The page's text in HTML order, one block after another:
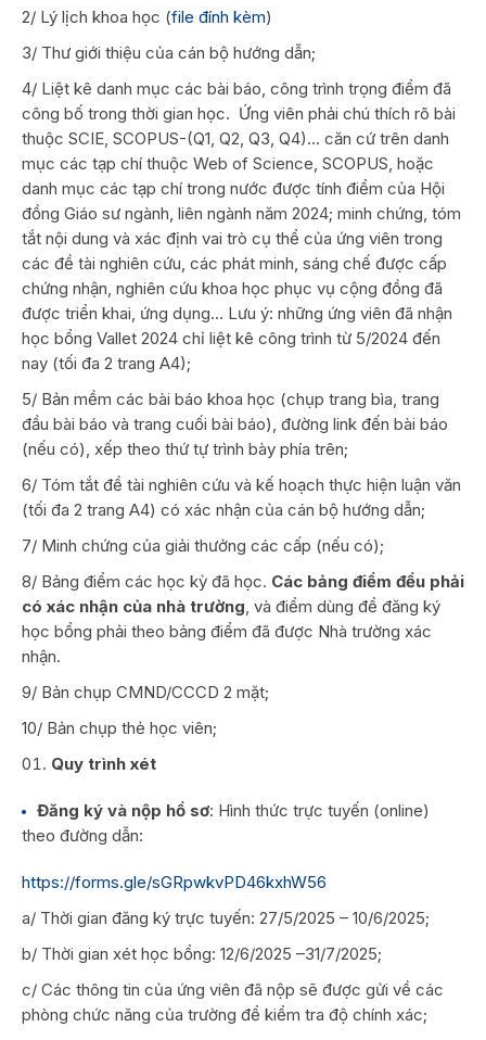
2/ Lý lịch khoa học (file đính kèm)
3/ Thư giới thiệu của cán bộ hướng dẫn;
4/ Liệt kê danh mục các bài báo, công trình trọng điểm đã
công bố trong thời gian học. Ứng viên phải chú thích rõ bài
thuộc SCIE, SCOPUS-(Q1, Q2, Q3, Q4)… căn cứ trên danh
mục các tạp chí thuộc Web of Science, SCOPUS, hoặc
danh mục các tạp chí trong nước được tính điểm của Hội
đồng Giáo sư ngành, liên ngành năm 2024; minh chứng, tóm
tắt nội dung và xác định vai trò cụ thể của ứng viên trong
các đề tài nghiên cứu, các phát minh, sáng chế được cấp
chứng nhận, nghiên cứu khoa học phục vụ cộng đồng đã
được triển khai, ứng dụng… Lưu ý: những ứng viên đã nhận
học bổng Vallet 2024 chỉ liệt kê công trình từ 5/2024 đến
nay (tối đa 2 trang A4);
5/ Bản mềm các bài báo khoa học (chụp trang bìa, trang
đầu bài báo và trang cuối bài báo), đường link đến bài báo
(nếu có), xếp theo thứ tự trình bày phía trên;
6/ Tóm tắt đề tài nghiên cứu và kế hoạch thực hiện luận văn
(tối đa 2 trang A4) có xác nhận của cán bộ hướng dẫn;
7/ Minh chứng của giải thưởng các cấp (nếu có);
8/ Bảng điểm các học kỳ đã học. Các bảng điểm đều phải
có xác nhận của nhà trường, và điểm dùng để đăng ký
học bổng phải theo bảng điểm đã được Nhà trường xác
nhận.
9/ Bản chụp CMND/CCCD 2 mặt;
10/ Bản chụp thẻ học viên;
Quy trình xét
Đăng ký và nộp hồ sơ: Hình thức trực tuyến (online)
theo đường dẫn:
https://forms.gle/sGRpwkvPD46kxhW56
a/ Thời gian đăng ký trực tuyến: 27/5/2025 – 10/6/2025;
b/ Thời gian xét học bổng: 12/6/2025 –31/7/2025;
c/ Các thông tin của ứng viên đã nộp sẽ được gửi về các
phòng chức năng của trường để kiểm tra độ chính xác;